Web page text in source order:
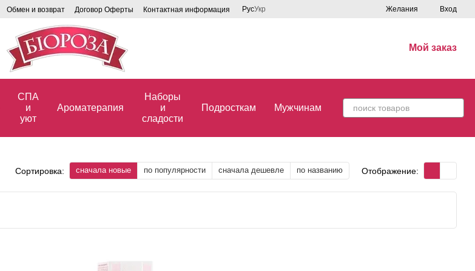
Обмен и возврат Договор Оферты Контактная информация РусУкр Желания Вход
Мой заказ
СПА
и
уют
Ароматерапия
Наборы
и
сладости
Подросткам Мужчинам
Сортировка: сначала новые по популярности сначала дешевле по названию Отображение: